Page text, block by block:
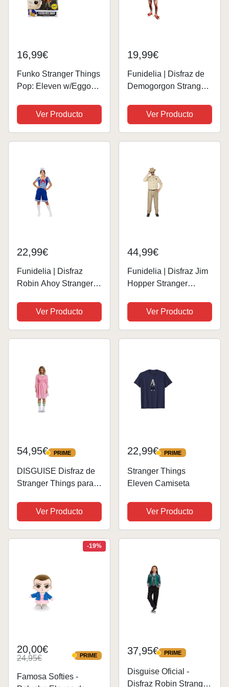
16,99€
Funko Stranger Things
Pop: Eleven w/Eggos
Ver Producto
19,99€
Funidelia | Disfraz de
Demogorgon Stranger
para hombre Disfraz
para adultos y
divertidos accesorios
Ver Producto
22,99€
Funidelia | Disfraz
Robin Ahoy Stranger
Netflix, Once (Eleven) -
Disfraz para adultos y
divertidos accesorios
Ver Producto
44,99€
Funidelia | Disfraz Jim
Hopper Stranger
Netflix, Once (Eleven),
Dustin - Disfraz para
adultos y divertidos
Ver Producto
54,95€ PRIME
PRIME
DISGUISE Disfraz de
Stranger Things para
muestra, talla grande
para mujer (12-14)
Ver Producto
22,99€ PRIME
PRIME
Stranger Things
Eleven Camiseta
Ver Producto
-19%
20,00€
24,95€ PRIME
PRIME
Famosa Softies -
37,95€ PRIME
PRIME
Disguise Oficial -
Disfraz Robin Stranger